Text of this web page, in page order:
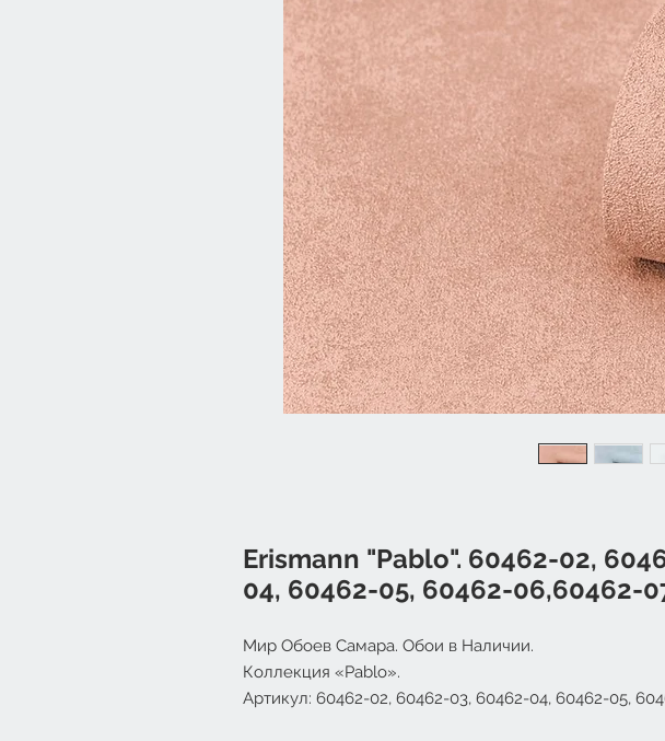
Erismann "Pablo". 60462-02,
04, 60462-05, 60462-06,60462-
Мир Обоев Самара. Обои в Наличии.
Коллекция «Pablo».
Артикул: 60462-02, 60462-03, 60462-04, 60462-05,